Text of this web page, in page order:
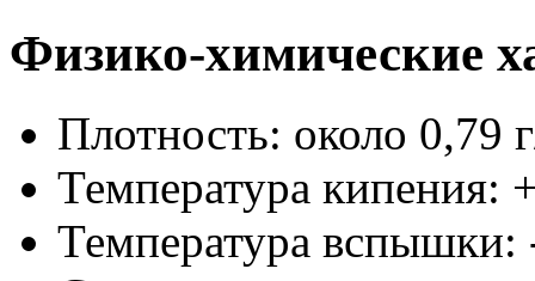
Физико-химические
Плотность: около 0,79
Температура кипения:
Температура вспышки: